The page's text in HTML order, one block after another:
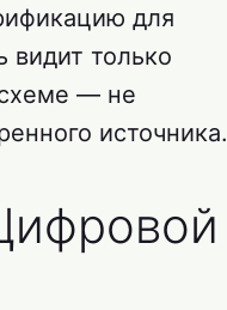
для
видит только
схеме — не
источника.